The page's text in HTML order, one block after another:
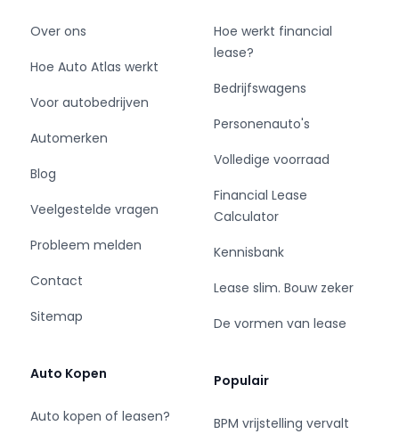
- Brandstofsoort: Benzine
- Transmissie: Automaat
- Kleurnaam: 1Z1Z Magic Black metallic
- Bekleding: Leder/Alcantara
- Motorinhoud: 1498 cc
- Motorcode: DPC
- Vermogen: 110 kW / 150pk
- Max. trekgewicht: 1800 kg
- Verbruik: 5.8 l/100 km
inclusief BTW
- Breedte: 188 cm
Over ons
Hoe Auto Atlas werkt
Voor autobedrijven
Automerken
Blog
Veelgestelde vragen
Probleem melden
Contact
Sitemap
Auto Kopen
Auto kopen of leasen?
Hoe werkt financial
lease?
Bedrijfswagens
Personenauto's
Volledige voorraad
Financial Lease
Calculator
Kennisbank
Lease slim. Bouw zeker
De vormen van lease
Populair
BPM vrijstelling vervalt